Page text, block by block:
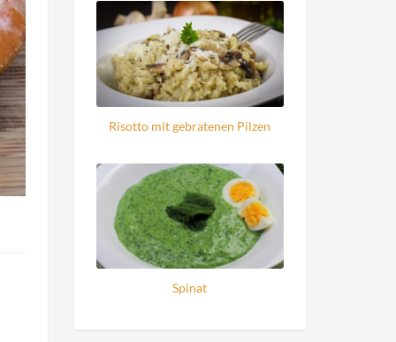
Risotto mit gebratenen Pilzen
Spinat